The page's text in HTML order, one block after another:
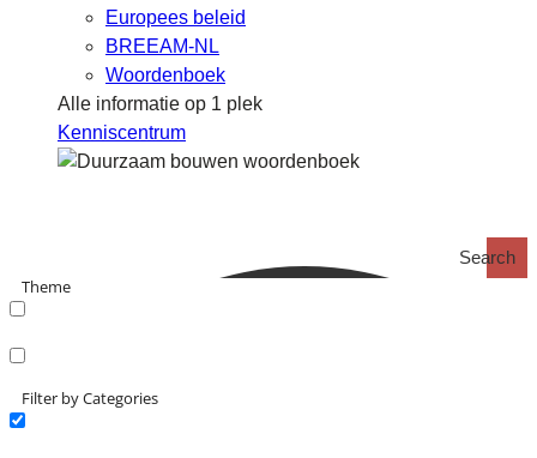
Europees beleid
BREEAM-NL
Woordenboek
Alle informatie op 1 plek
Kenniscentrum
Search
Theme
Filter by Categories